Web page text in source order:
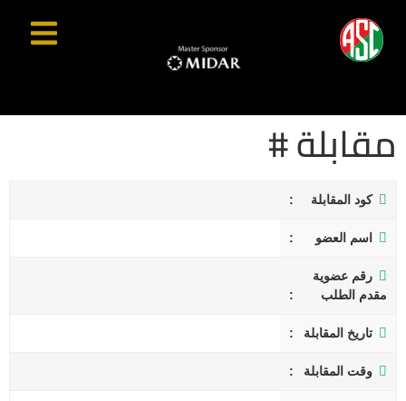
مقابلة #
كود المقابلة
اسم العضو
رقم عضوية
مقدم الطلب
تاريخ المقابلة
وقت المقابلة